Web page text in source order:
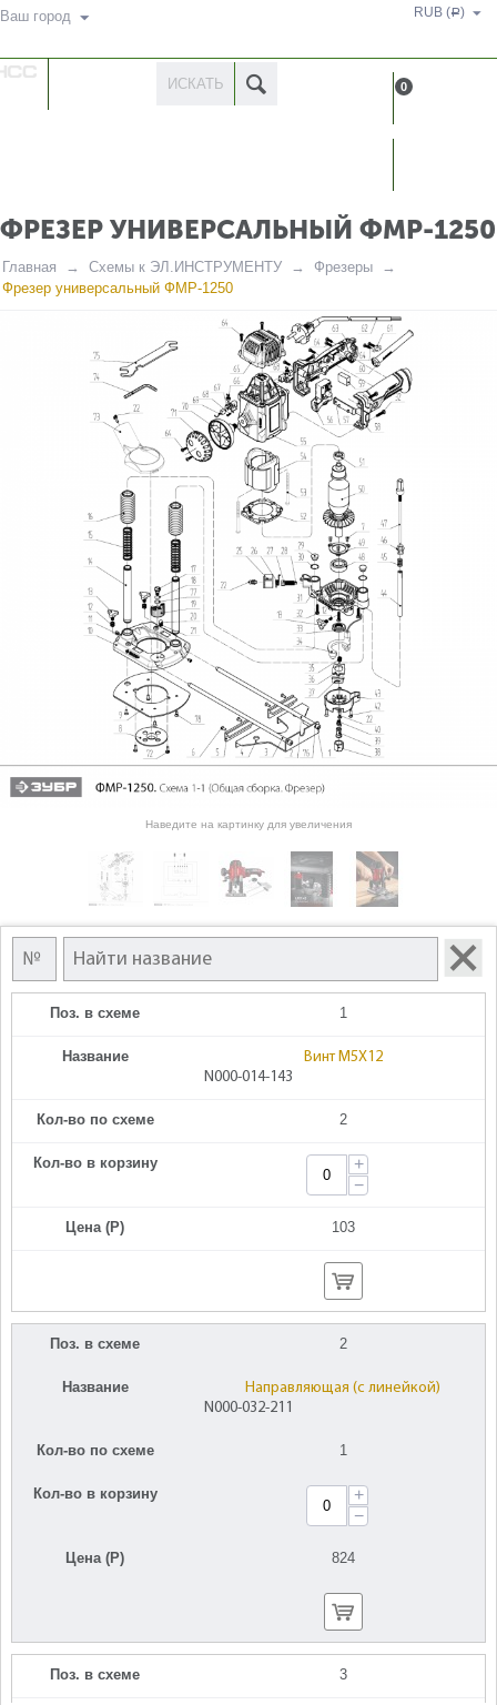
Ваш город RUB (Р)
0
ФРЕЗЕР УНИВЕРСАЛЬНЫЙ ФМР-1250
Главная Схемы к ЭЛ.ИНСТРУМЕНТУ
Фрезеры
Фрезер универсальный ФМР-1250
Наведите на картинку для увеличения
Поз. в схеме 1
Название
Винт M5X12
N000-014-143
Кол-во по схеме 2
Кол-во в корзину
+
−
Цена (Р) 103
Поз. в схеме 2
Название
Направляющая (с линейкой)
N000-032-211
Кол-во по схеме 1
Кол-во в корзину
+
−
Цена (Р) 824
Поз. в схеме 3